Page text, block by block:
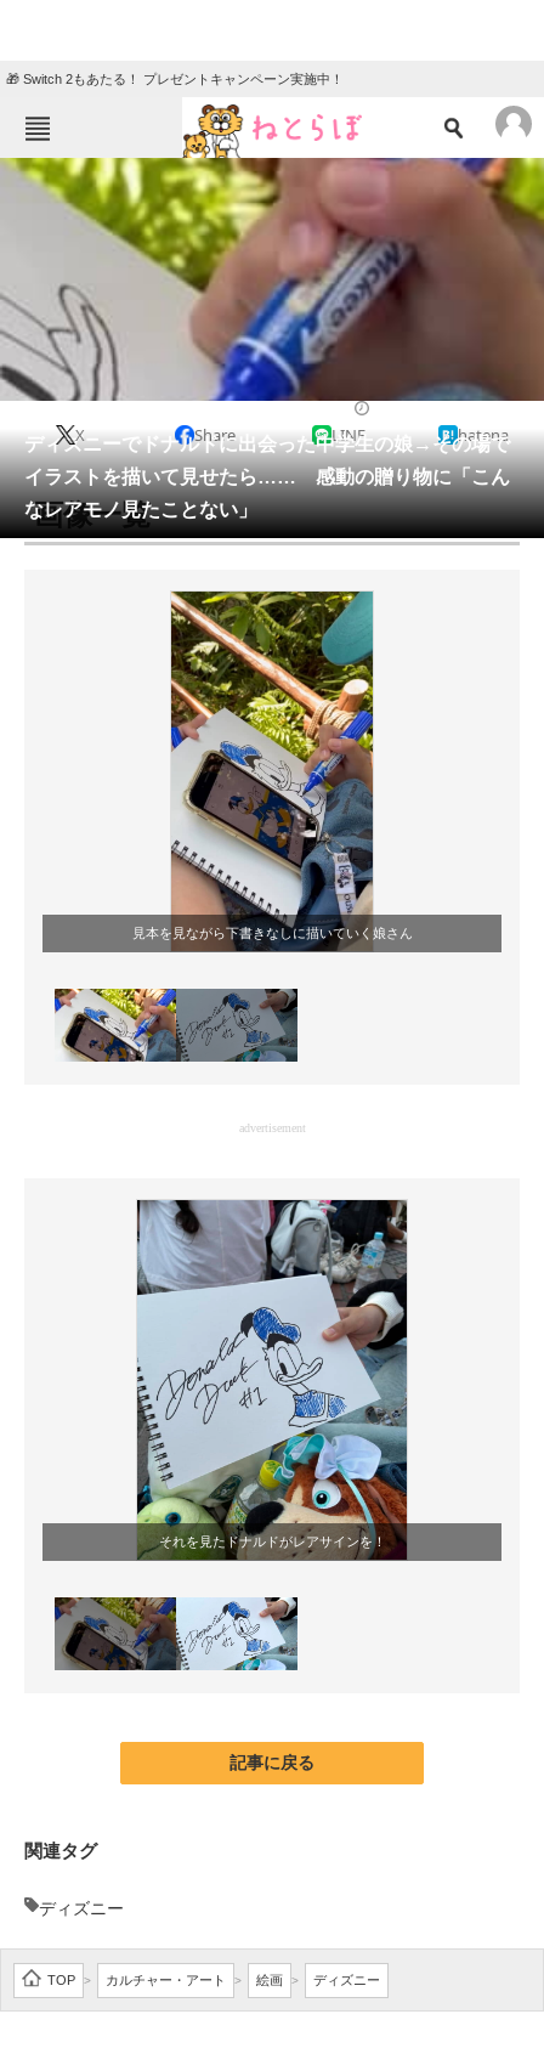
🎁 Switch 2もあたる！ プレゼントキャンペーン実施中！
ねとらぼメニュー
ニュース
地域
住まい 教育・育児
動物 リサーチ
会員記事
メディア
注目記事を集めた総合ページ
ITの今と未来を見通す
スマホと通信の最新トレンド
進化するPCとデバイスの未来
好きが集まる 比べて選べる
ビジネスと働き方のヒント
AI活用のいまが分かる
企業ITのトレンドを詳説
マーケ×ITの今がよく分かる
ITエンジニア向け専門サイト
製造業のIT導入・活用を支援
モノづくり技術者専門サイト
エレクトロニクス専門サイト
電子設計の基本と応用
エネルギーの専門メディア
建設×テクノロジーの最前線
ちょっと気になるネットの話題
ディズニーでドナルドに出会った中学生の娘→その場で
イラストを描いて見せたら…… 感動の贈り物に「こん
なレアモノ見たことない」
X Share LINE hatena
画像一覧
見本を見ながら下書きなしに描いていく娘さん
advertisement
それを見たドナルドがレアサインを！
記事に戻る
関連タグ
ディズニー
TOP > カルチャー・アート > 絵画 > ディズニー